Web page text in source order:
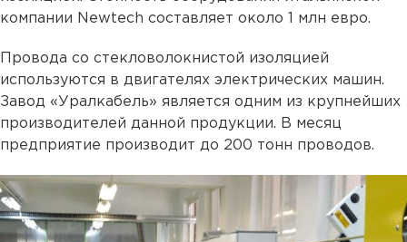
компании Newtech составляет около 1 млн евро.
Провода со стекловолокнистой изоляцией
используются в двигателях электрических машин.
Завод «Уралкабель» является одним из крупнейших
производителей данной продукции. В месяц
предприятие производит до 200 тонн проводов.